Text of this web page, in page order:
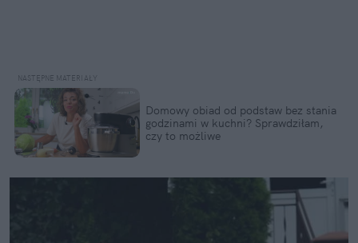
Domowy obiad od podstaw bez stania
godzinami w kuchni? Sprawdziłam,
czy to możliwe